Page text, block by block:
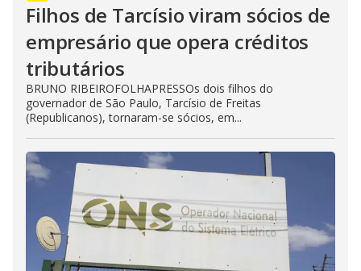
Filhos de Tarcísio viram sócios de
empresário que opera créditos
tributários
BRUNO RIBEIROFOLHAPRESSOs dois filhos do
governador de São Paulo, Tarcísio de Freitas
(Republicanos), tornaram-se sócios, em...